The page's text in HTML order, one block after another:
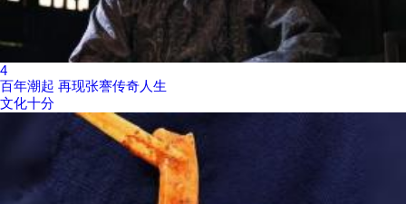
4
百年潮起 再现张謇传奇人生
文化十分